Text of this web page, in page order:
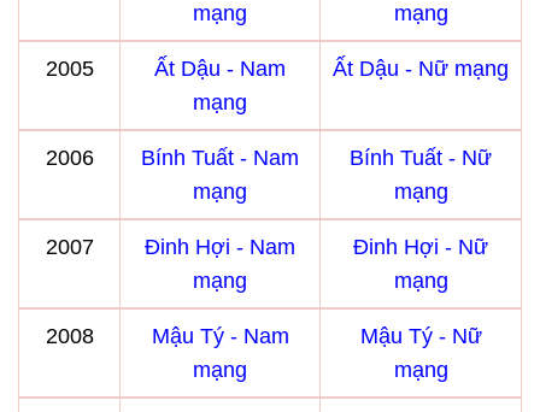
mạng
mạng
2005
Ất Dậu - Nam
mạng
Ất Dậu - Nữ mạng
2006
Bính Tuất - Nam
mạng
Bính Tuất - Nữ
mạng
2007
Đinh Hợi - Nam
mạng
Đinh Hợi - Nữ
mạng
2008
Mậu Tý - Nam
mạng
Mậu Tý - Nữ
mạng